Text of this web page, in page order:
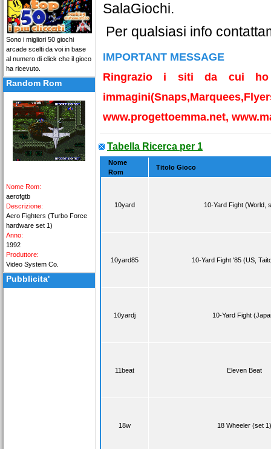
Sono i migliori 50 giochi
arcade scelti da voi in base
al numero di click che il gioco
ha ricevuto.
Random Rom
Nome Rom:
aerofgtb
Descrizione:
Aero Fighters (Turbo Force
hardware set 1)
Anno:
1992
Produttore:
Video System Co.
Pubblicita'
SalaGiochi.
Per qualsiasi info
IMPORTANT MESSAGE
Ringrazio i siti da cui ho
www.progettoemma.net,
Tabella Ricerca per 1
Nome
Rom
Titolo Gioco
10yard 10-Yard Fight (World,
10yard85 10-Yard Fight '85 (US,
10yardj 10-Yard Fight
11beat Eleven Beat
18w 18 Wheeler (set 1)